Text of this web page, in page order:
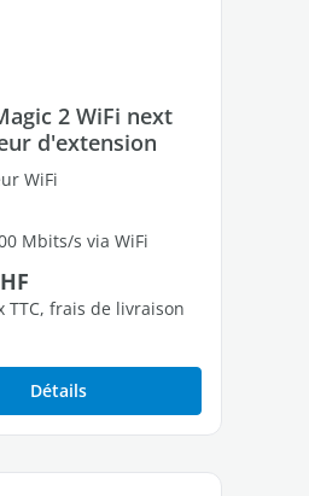
2 WiFi next
d'extension
WiFi
Mbits/s via WiFi
Gigabit libres
:
TTC, frais de livraison
Détails